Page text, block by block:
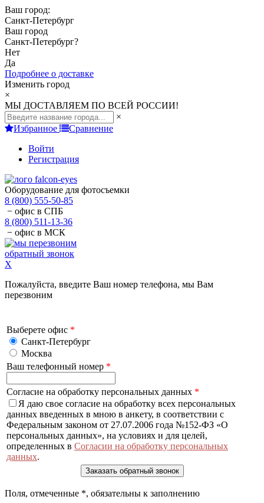
Ваш город:
Санкт-Петербург
Ваш город
Санкт-Петербург?
Нет
Да
Подробнее о доставке
Изменить город
×
МЫ ДОСТАВЛЯЕМ ПО ВСЕЙ РОССИИ!
×
Избранное
Сравнение
Войти
Регистрация
Оборудование для фотосъемки
8 (800) 555-50-85
− офис в СПБ
8 (800) 511-13-36
− офис в МСК
обратный звонок
X
Пожалуйста, введите Ваш номер телефона, мы Вам
перезвоним
Выберете офис *
Санкт-Петербург
Москва
Ваш телефонный номер *
Согласие на обработку персональных данных *
Я даю свое согласие на обработку всех персональных
данных введенных в мною в анкету, в соответствии с
Федеральным законом от 27.07.2006 года №152-ФЗ «О
персональных данных», на условиях и для целей,
определенных в Согласии на обработку персональных
данных.
Поля, отмеченные *, обязательны к заполнению